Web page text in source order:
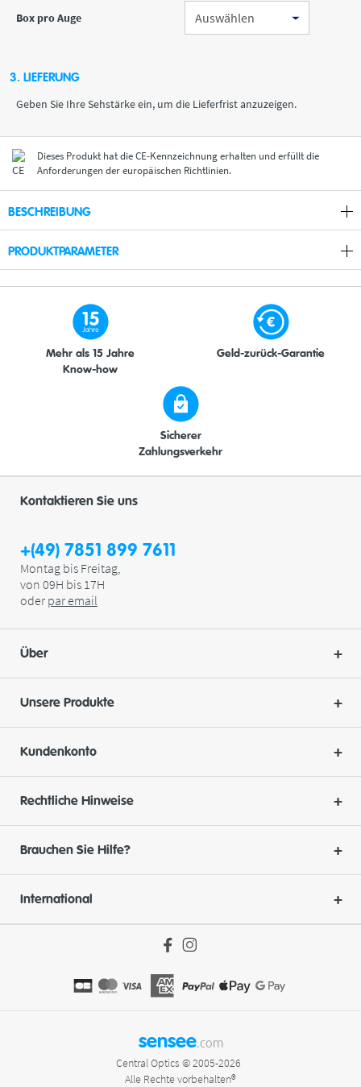
BESCHREIBUNG
PRODUKTPARAMETER
Box pro Auge
3. LIEFERUNG
Geben Sie Ihre Sehstärke ein, um die Lieferfrist anzuzeigen.
Dieses Produkt hat die CE-Kennzeichnung erhalten und erfüllt die
Anforderungen der europäischen Richtlinien.
Mehr als 15 Jahre
Know-how
Sicherer
Zahlungsverkehr
Geld-zurück-Garantie
Kontaktieren Sie uns
+(49) 7851 899 7611
Montag bis Freitag,
von 09H bis 17H
oder paremail
Über
Unsere Produkte
Kundenkonto
Rechtliche Hinweise
Brauchen Sie Hilfe?
International
sensee.com
Central Optics © 2005-2026
Alle Rechte vorbehalten®